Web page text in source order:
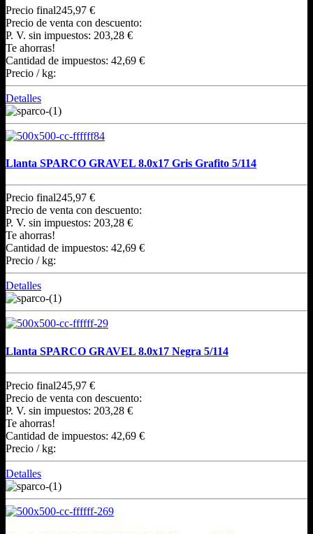
Precio final245,97 €
Precio de venta con descuento:
P. V. sin impuestos: 203,28 €
Te ahorras!
Cantidad de impuestos: 42,69 €
Precio / kg:
Detalles
Llanta SPARCO GRAVEL 8.0x17 Gris Grafito 5/114
Precio final245,97 €
Precio de venta con descuento:
P. V. sin impuestos: 203,28 €
Te ahorras!
Cantidad de impuestos: 42,69 €
Precio / kg:
Detalles
Llanta SPARCO GRAVEL 8.0x17 Negra 5/114
Precio final245,97 €
Precio de venta con descuento:
P. V. sin impuestos: 203,28 €
Te ahorras!
Cantidad de impuestos: 42,69 €
Precio / kg:
Detalles